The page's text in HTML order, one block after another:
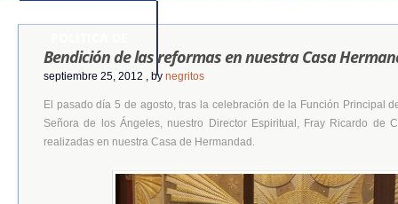
PRIVACIDAD APP
Bendición de las reformas en nuestra Casa
septiembre 25, 2012 , by negritos
El pasado día 5 de agosto, tras la celebración de la Función Principal
Señora de los Ángeles, nuestro Director Espiritual, Fray Ricardo de
realizadas en nuestra Casa de Hermandad.